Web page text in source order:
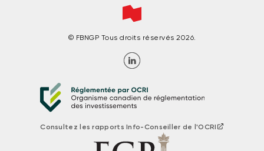
© FBNGP Tous droits réservés 2026.
Consultez les rapports Info-Conseiller de l'OCRI